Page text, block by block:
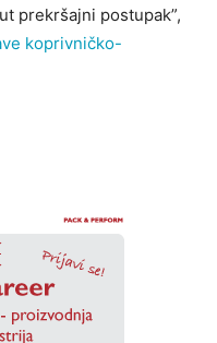
prekršajni postupak”,
koprivničko-